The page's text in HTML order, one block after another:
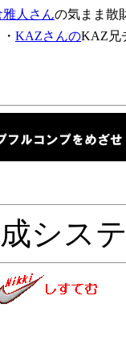
雅人さんの気まま散
KAZさんのKAZ兄
シス